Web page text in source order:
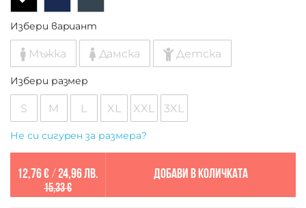
Избери вариант
Мъжка Дамска Детска
Избери размер
S M L XL XXL 3XL
Не си сигурен за размера?
12,76 €/ 24,96 лв.
15,33 €
Добави в количката